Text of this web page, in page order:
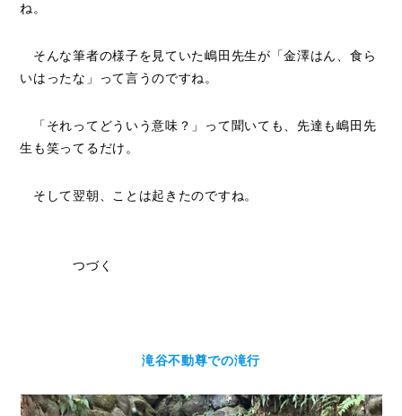
ね。
そんな筆者の様子を見ていた嶋田先生が「金澤はん、食ら
いはったな」って言うのですね。
「それってどういう意味？」って聞いても、先達も嶋田先
生も笑ってるだけ。
そして翌朝、ことは起きたのですね。
つづく
滝谷不動尊での滝行